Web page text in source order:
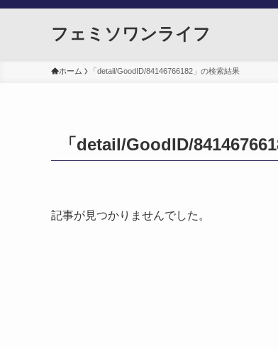
フェミソワンライフ
ホーム 「detail/GoodID/84146766182」の検索結果
「detail/GoodID/
記事が見つかりませんでした。